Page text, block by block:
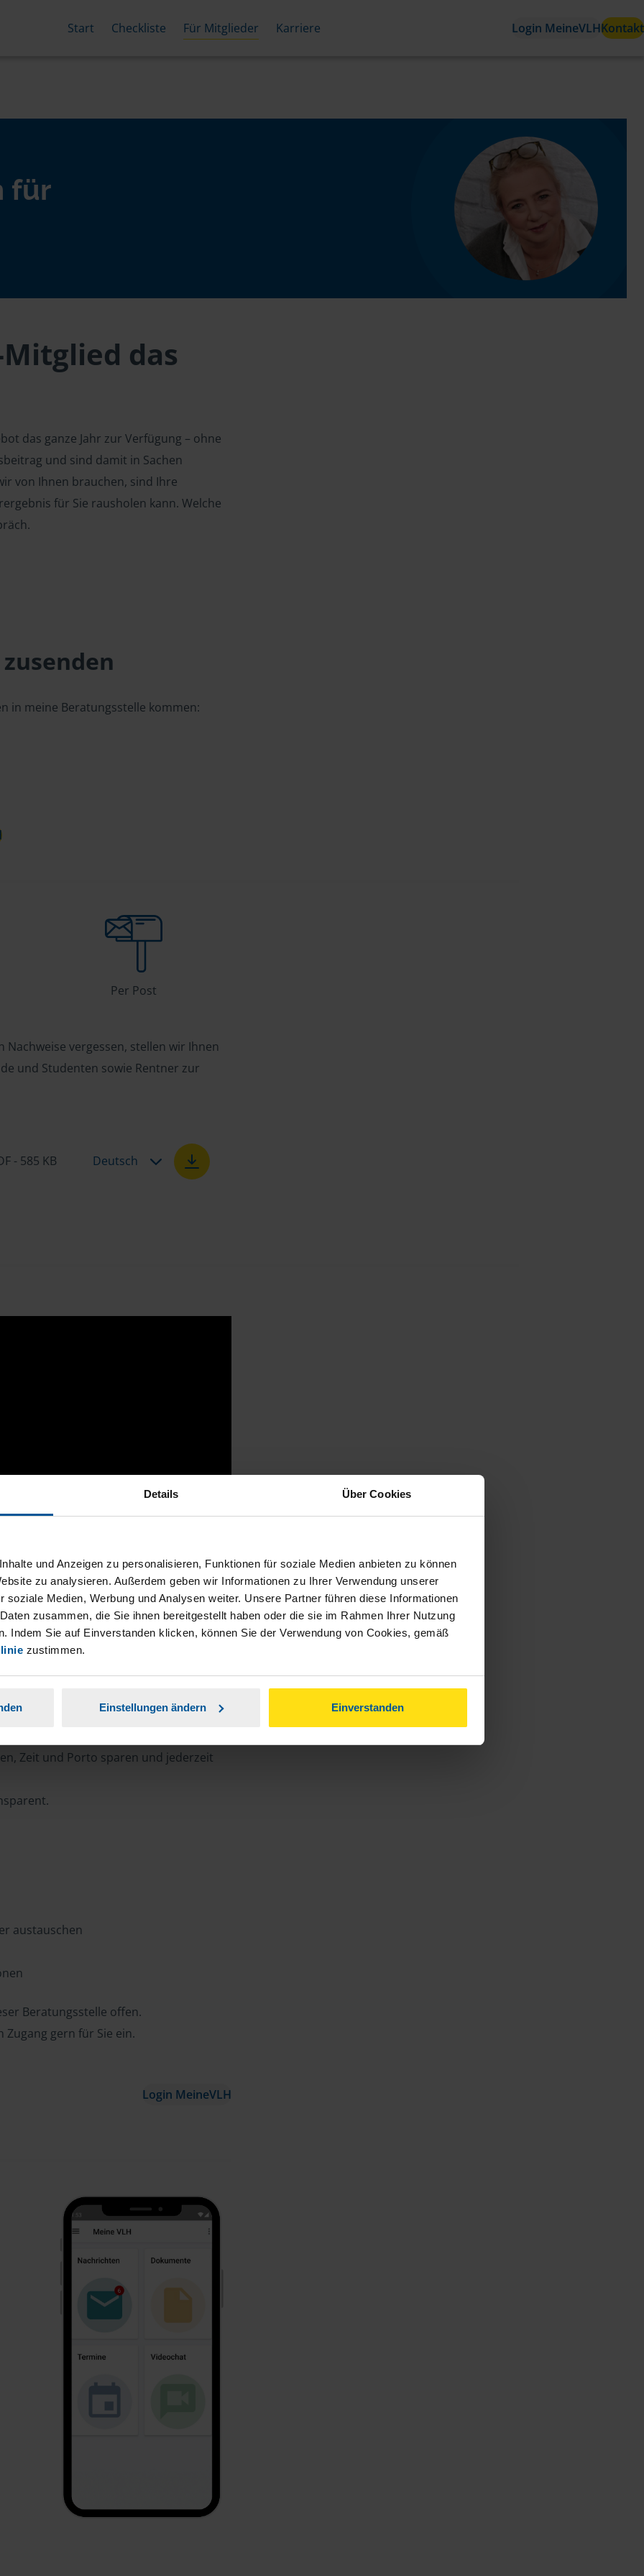
Details Über Cookies
und Anzeigen zu personalisieren, Funktionen für soziale Medien anbieten zu können
zu analysieren. Außerdem geben wir Informationen zu Ihrer Verwendung unserer
soziale Medien, Werbung und Analysen weiter. Unsere Partner führen diese Informationen
zusammen, die Sie ihnen bereitgestellt haben oder die sie im Rahmen Ihrer Nutzung
Indem Sie auf Einverstanden klicken, können Sie der Verwendung von Cookies, gemäß
zustimmen.
Einstellungen ändern Einverstanden
Start Checkliste Für Mitglieder Karriere Login MeineVLHKontakt
für
das
das ganze Jahr zur Verfügung – ohne
und sind damit in Sachen
von Ihnen brauchen, sind Ihre
für Sie rausholen kann. Welche
in meine Beratungsstelle kommen:
Per Post
vergessen, stellen wir Ihnen
und Studenten sowie Rentner zur
- 585 KB Deutsch
Zeit und Porto sparen und jederzeit
austauschen
Beratungsstelle offen.
gern für Sie ein.
Login MeineVLH